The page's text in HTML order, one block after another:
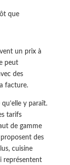
que
un prix à
peut
des
facture.
y paraît.
tarifs
de gamme
des
cuisine
représentent